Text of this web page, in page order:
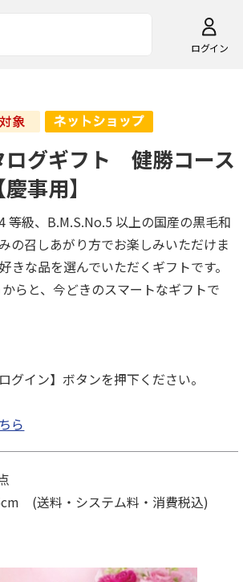
ログイン
ログギフト 健勝コース
事用】
等級、B.M.S.No.5 以上の国産の黒毛和
の召しあがり方でお楽しみいただけま
きな品を選んでいただくギフトです。
らと、今どきのスマートなギフトで
イン】ボタンを押下ください。
ら
(送料・システム料・消費税込)